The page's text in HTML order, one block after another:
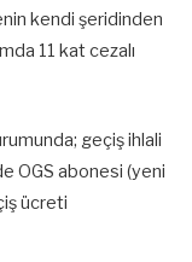
kendi şeridinden
11 kat cezalı
geçiş ihlali
OGS abonesi (yeni
ücreti